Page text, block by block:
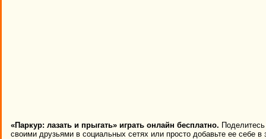
«Паркур: лазать и прыгать» играть онлайн бесплатно.
своими друзьями в социальных сетях или просто добавьте ее себе в